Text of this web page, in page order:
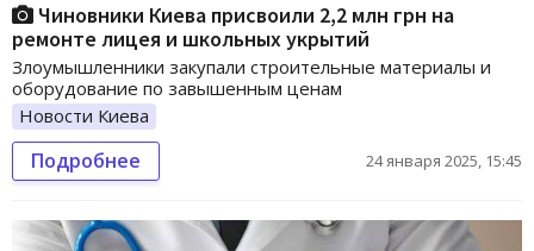
Чиновники Киева присвоили 2,2 млн грн на
ремонте лицея и школьных укрытий
Злоумышленники закупали строительные материалы и
оборудование по завышенным ценам
Новости Киева
Подробнее 24 января 2025, 15:45